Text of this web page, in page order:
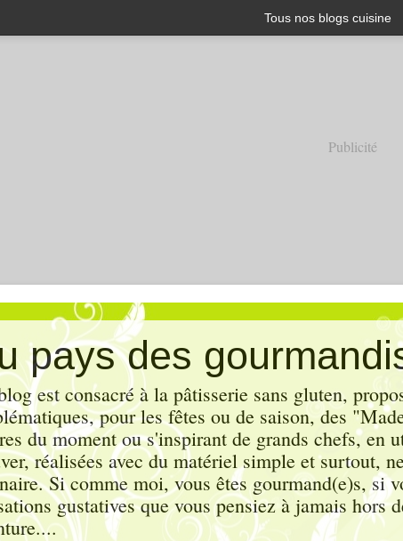
Tous nos blogs cuisine
Publicité
pays des
est consacré à la pâtisserie sans gluten,
pour les fêtes ou de saison, des
du moment ou s'inspirant de grands chefs, en
réalisées avec du matériel simple et surtout,
Si comme moi, vous êtes gourmand(e)s, si
gustatives que vous pensiez à jamais hors